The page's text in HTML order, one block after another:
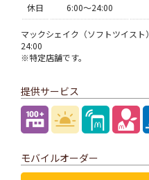
休日 6:00〜24:00
マックシェイク（ソフトツイス
24:00
※特定店舗です。
提供サービス
モバイルオーダー